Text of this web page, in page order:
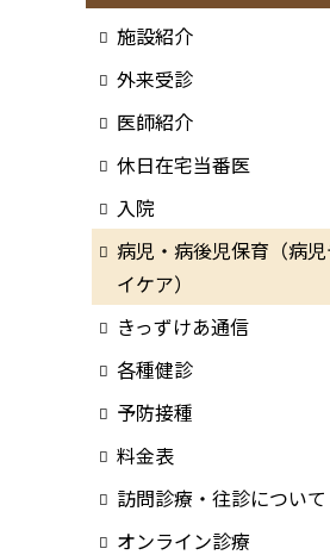
施設紹介
外来受診
医師紹介
休日在宅当番医
入院
病児・病後児保育（病
イケア）
きっずけあ通信
各種健診
予防接種
料金表
訪問診療・往診について
オンライン診療